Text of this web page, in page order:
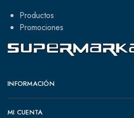
Productos
Promociones
INFORMACIÓN
MI CUENTA